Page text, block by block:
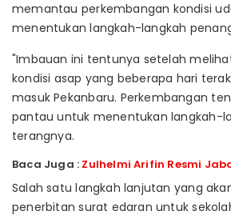
memantau perkembangan kondisi
menentukan langkah-langkah
"Imbauan ini tentunya setelah
kondisi asap yang beberapa hari
masuk Pekanbaru. Perkembangan
pantau untuk menentukan langkah-
terangnya.
Baca Juga : Zulhelmi Arifin Resmi
Salah satu langkah lanjutan yang
penerbitan surat edaran untuk